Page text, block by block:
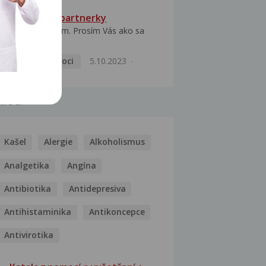
HPV typ 52 u partnerky
Dobrý deň prajem. Prosím Vás ako sa
Pohlavní nemoci
5.10.2023
Kašel Alergie Alkoholismus
Analgetika Angína
Antibiotika Antidepresiva
Antihistaminika Antikoncepce
Antivirotika